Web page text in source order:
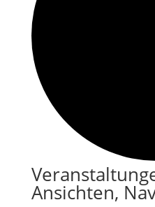
für
Ansichten,